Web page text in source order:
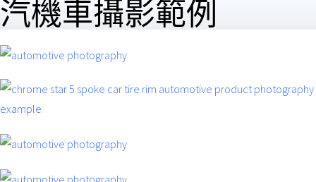
汽機車攝影範例